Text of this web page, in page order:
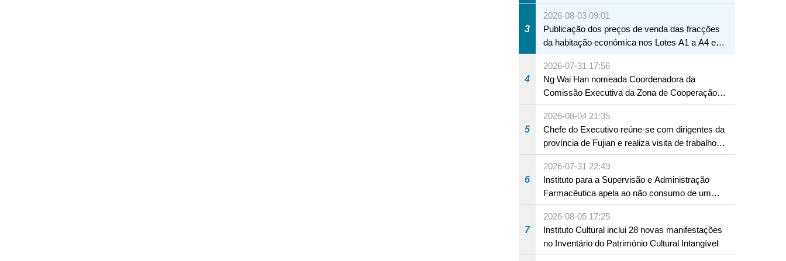
Macau
3
2026-08-03 09:01
Publicação dos preços de venda das fracções
da habitação económica nos Lotes A1 a A4 e
A12 da Zona A dos Novos Aterros
4
2026-07-31 17:56
Ng Wai Han nomeada Coordenadora da
Comissão Executiva da Zona de Cooperação
Aprofundada entre Guangdong e Macau em
Hengqin
5
2026-08-04 21:35
Chefe do Executivo reúne-se com dirigentes da
província de Fujian e realiza visita de trabalho
em Fuzhou
6
2026-07-31 22:49
Instituto para a Supervisão e Administração
Farmacêutica apela ao não consumo de um
produto com substâncias medicamentosas
ocidentais
7
2026-08-05 17:25
Instituto Cultural inclui 28 novas manifestações
no Inventário do Património Cultural Intangível